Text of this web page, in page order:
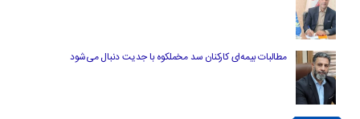
مطالبات بیمه‌ای کارکنان سد مخملکوه با جدیت دنبال می‌شود